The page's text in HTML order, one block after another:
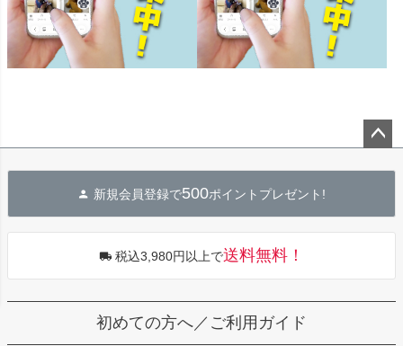
へ
新規会員登録で500ポイントプレゼント!
税込3,980円以上で送料無料！
初めての方へ／ご利用ガイド